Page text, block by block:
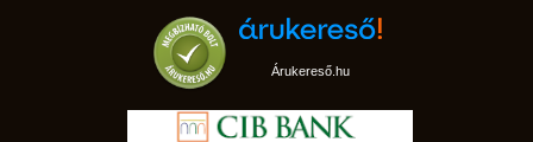
Árukereső.hu